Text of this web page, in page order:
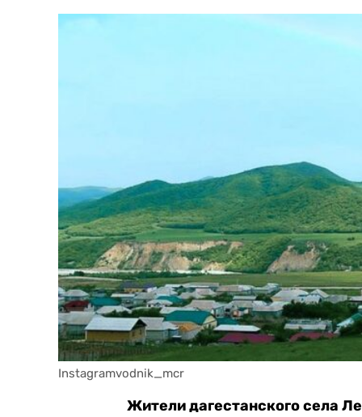
Instagramvodnik_mcr
Жители дагестанского села